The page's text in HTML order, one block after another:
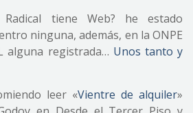
Radical tiene Web? he estado
ninguna, además, en la ONPE
alguna registrada… Unos tanto y
leer «Vientre de alquiler»